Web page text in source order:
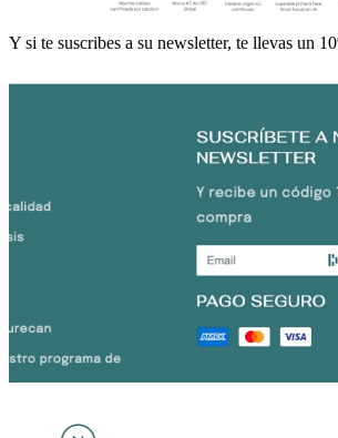
Y si te suscribes a su newsletter, te llevas un